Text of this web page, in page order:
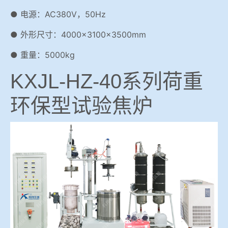
● 电源：AC380V，50Hz
● 外形尺寸：4000×3100×3500mm
● 重量：5000kg
KXJL-HZ-40系列荷重
环保型试验焦炉